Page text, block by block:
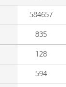
584657
835
128
594